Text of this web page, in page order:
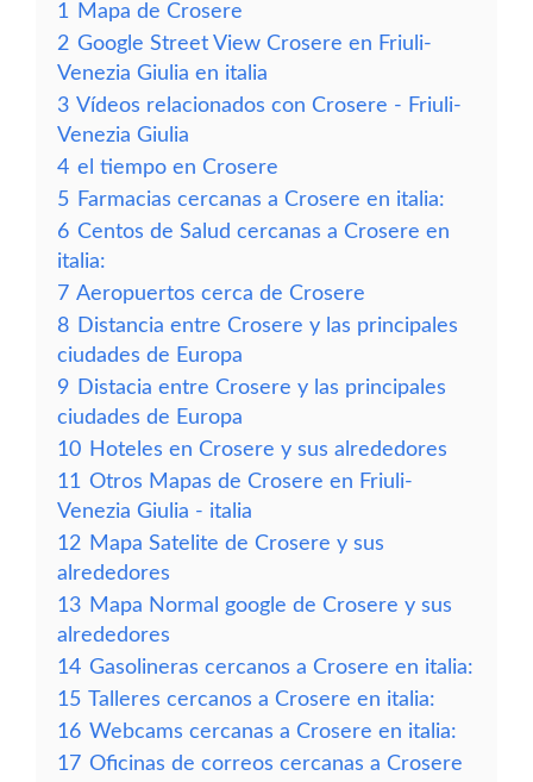
1
Mapa de Crosere
2 Google Street View Crosere en Friuli-
Venezia Giulia en italia
3 Vídeos relacionados con Crosere - Friuli-
Venezia Giulia
4 el tiempo en Crosere
5 Farmacias cercanas a Crosere en italia:
6 Centos de Salud cercanas a Crosere en
italia:
7 Aeropuertos cerca de Crosere
8 Distancia entre Crosere y las principales
ciudades de Europa
9 Distacia entre Crosere y las principales
ciudades de Europa
10 Hoteles en Crosere y sus alrededores
11 Otros Mapas de Crosere en Friuli-
Venezia Giulia - italia
12 Mapa Satelite de Crosere y sus
alrededores
13 Mapa Normal google de Crosere y sus
alrededores
14 Gasolineras cercanos a Crosere en italia:
15 Talleres cercanos a Crosere en italia:
16 Webcams cercanas a Crosere en italia:
17 Oficinas de correos cercanas a Crosere